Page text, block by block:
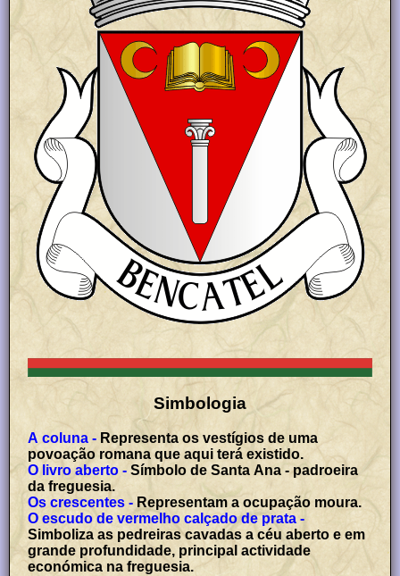
Simbologia
A coluna - Representa os vestígios de uma
povoação romana que aqui terá existido.
O livro aberto - Símbolo de Santa Ana - padroeira
da freguesia.
Os crescentes - Representam a ocupação moura.
O escudo de vermelho calçado de prata -
Simboliza as pedreiras cavadas a céu aberto e em
grande profundidade, principal actividade
económica na freguesia.